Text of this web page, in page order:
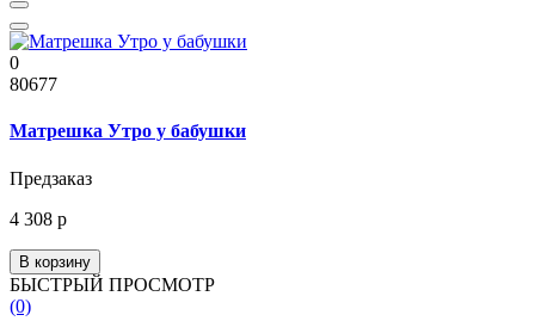
0
80677
Матрешка Утро у бабушки
Предзаказ
4 308 р
В корзину
БЫСТРЫЙ ПРОСМОТР
(0)